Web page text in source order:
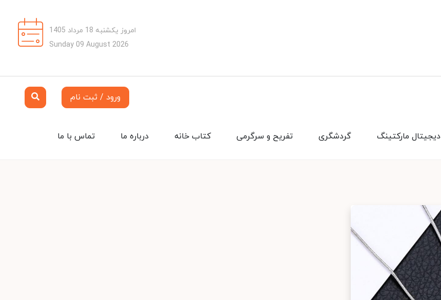
امروز یکشنبه 18 مرداد 1405
Sunday 09 August 2026
ورود / ثبت نام
تماس با ما درباره ما کتاب خانه تفریح و سرگرمی گردشگری دیجیتال مارکتینگ